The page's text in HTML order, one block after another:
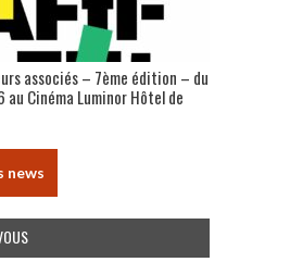
associés – 7ème édition – du
au Cinéma Luminor Hôtel de
news